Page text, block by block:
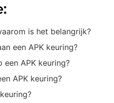
is het belangrijk?
een APK keuring?
APK keuring?
APK keuring?